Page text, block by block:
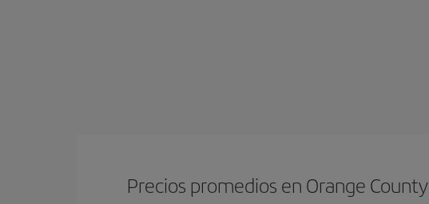
Precios promedios en Orange County